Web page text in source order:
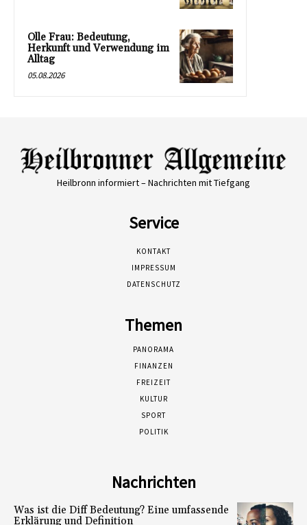
Olle Frau: Bedeutung,
Herkunft und Verwendung im
Alltag
05.08.2026
Heilbronn informiert – Nachrichten mit Tiefgang
Service
KONTAKT
IMPRESSUM
DATENSCHUTZ
Themen
PANORAMA
FINANZEN
FREIZEIT
KULTUR
SPORT
POLITIK
Nachrichten
Was ist die Diff Bedeutung? Eine umfassende
Erklärung und Definition